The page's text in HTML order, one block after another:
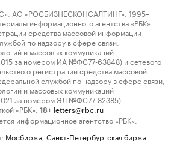
АО «РОСБИЗНЕСКОНСАЛТИНГ», 1995–
информационного агентства «РБК»
средства массовой информации
по надзору в сфере связи,
и массовых коммуникаций
за номером ИА №ФС77-63848) и сетевого
о регистрации средства массовой
службой по надзору в сфере связи,
и массовых коммуникаций
за номером ЭЛ №ФС77-82385)
«РБК».
18+ letters@rbc.ru
информационное агентство «РБК».
Мосбиржа Санкт-Петербургская биржа